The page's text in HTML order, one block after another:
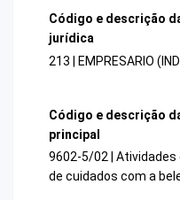
Código e descrição
jurídica
213 | EMPRESARIO
Código e descrição
principal
9602-5/02 |
de cuidados com a